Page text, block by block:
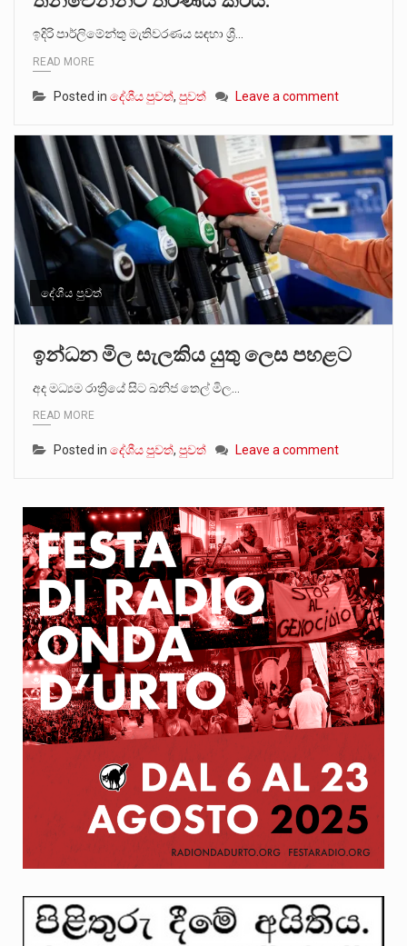
ඉදිරි පාර්ලිමේන්තු මැතිවරණය සඳහා ශ්‍රී…
READ MORE
Posted in දේශීය පුවත්, පුවත් Leave a comment
දේශීය පුවත්
ඉන්ධන මිල සැලකිය යුතු ලෙස පහළට
අද මධ්‍යම රාත්‍රියේ සිට ඛනිජ තෙල් මිල…
READ MORE
Posted in දේශීය පුවත්, පුවත් Leave a comment